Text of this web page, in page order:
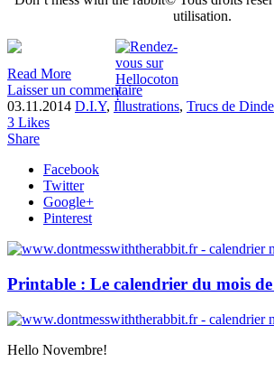
utilisation.
Read More
Laisser un commentaire
03.11.2014 D.I.Y, Illustrations, Trucs de Dinde
3 Likes
Share
Facebook
Twitter
Google+
Pinterest
Printable : Le calendrier du mois
Hello Novembre!